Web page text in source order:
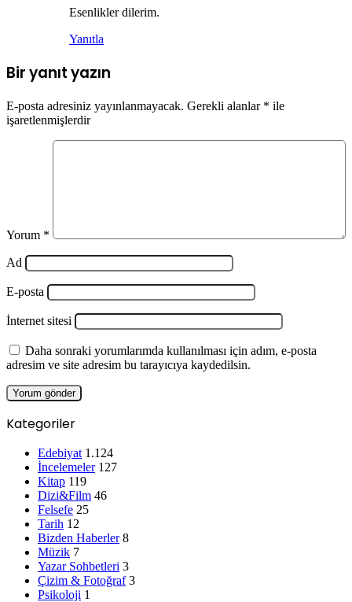
Esenlikler dilerim.
Yanıtla
Bir yanıt yazın
E-posta adresiniz yayınlanmayacak. Gerekli alanlar * ile
işaretlenmişlerdir
Yorum *
Ad
E-posta
İnternet sitesi
Daha sonraki yorumlarımda kullanılması için adım, e-posta
adresim ve site adresim bu tarayıcıya kaydedilsin.
Kategoriler
Edebiyat 1.124
İncelemeler 127
Kitap 119
Dizi&Film 46
Felsefe 25
Tarih 12
Bizden Haberler 8
Müzik 7
Yazar Sohbetleri 3
Çizim & Fotoğraf 3
Psikoloji 1